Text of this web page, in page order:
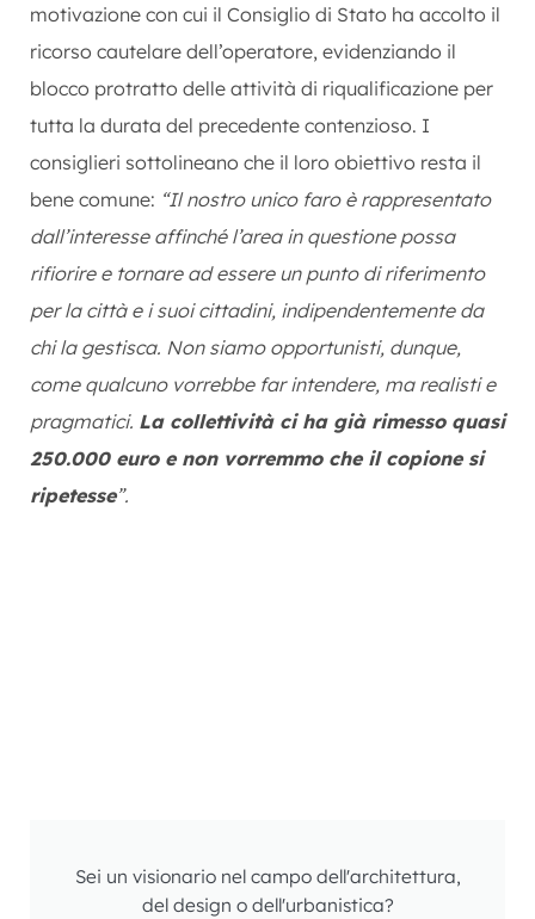
motivazione con cui il Consiglio di Stato ha accolto il
ricorso cautelare dell’operatore, evidenziando il
blocco protratto delle attività di riqualificazione per
tutta la durata del precedente contenzioso. I
consiglieri sottolineano che il loro obiettivo resta il
bene comune: “Il nostro unico faro è rappresentato
dall’interesse affinché l’area in questione possa
rifiorire e tornare ad essere un punto di riferimento
per la città e i suoi cittadini, indipendentemente da
chi la gestisca. Non siamo opportunisti, dunque,
come qualcuno vorrebbe far intendere, ma realisti e
pragmatici. La collettività ci ha già rimesso quasi
250.000 euro e non vorremmo che il copione si
ripetesse”.
Sei un visionario nel campo dell'architettura,
del design o dell'urbanistica?